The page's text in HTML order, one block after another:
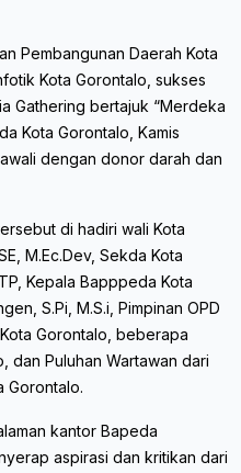
Pembangunan Daerah Kota
Kota Gorontalo, sukses
Gathering bertajuk “Merdeka
Kota Gorontalo, Kamis
dengan donor darah dan
di hadiri wali Kota
M.Ec.Dev, Sekda Kota
Kepala Bapppeda Kota
S.Pi, M.S.i, Pimpinan OPD
Gorontalo, beberapa
dan Puluhan Wartawan dari
Gorontalo.
kantor Bapeda
aspirasi dan kritikan dari